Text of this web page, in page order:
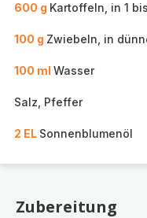
600 g Kartoffeln, in 1
100 g Zwiebeln, in
100 ml Wasser
Salz, Pfeffer
2 EL Sonnenblumenöl
Zubereitung